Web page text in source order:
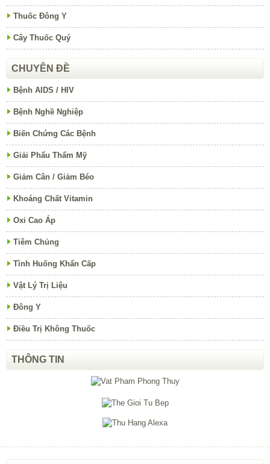
Thuốc Đông Y
Cây Thuốc Quý
CHUYÊN ĐỀ
Bệnh AIDS / HIV
Bệnh Nghề Nghiệp
Biến Chứng Các Bệnh
Giải Phẩu Thẩm Mỹ
Giảm Cân / Giảm Béo
Khoáng Chất Vitamin
Oxi Cao Áp
Tiêm Chủng
Tình Huống Khẩn Cấp
Vật Lý Trị Liệu
Đông Y
Điều Trị Không Thuốc
THÔNG TIN